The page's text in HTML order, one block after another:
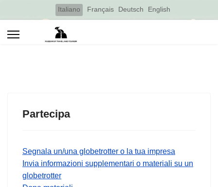
Select your language
Italiano Français Deutsch English
Partecipa
Segnala un/una globetrotter o la tua impresa
Invia informazioni supplementari o materiali su un
globetrotter